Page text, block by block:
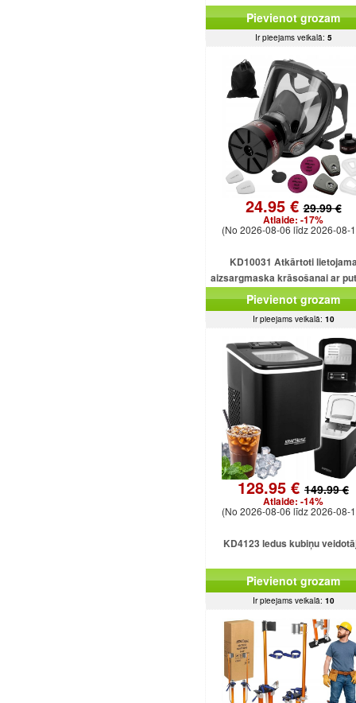
Pievienot grozam
Ir pieejams veikalā: 5
24.95 €29.99 €
Atlaide: -17%
(No 2026-08-06 līdz 2026-08-
KD10031 Atkārtoti
aizsargmaska ​​krāsošanai ar
filtru.
Pievienot grozam
Ir pieejams veikalā: 10
128.95 € 149.99 €
Atlaide: -14%
(No 2026-08-06 līdz 2026-08-
KD4123 ledus kubiņu
Pievienot grozam
Ir pieejams veikalā: 10